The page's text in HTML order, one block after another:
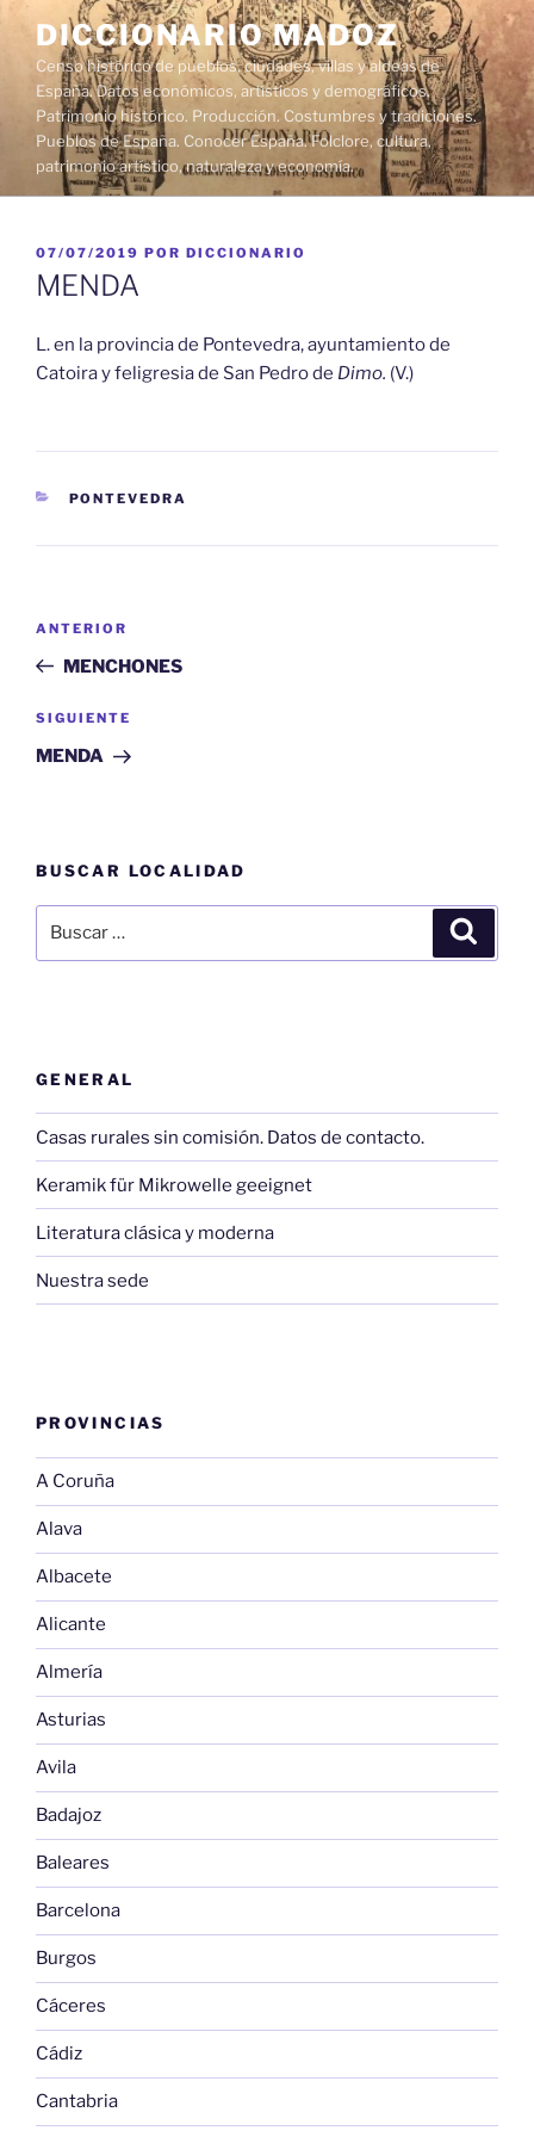
contenido
DICCIONARIO MADOZ
Censo histórico de pueblos, ciudades, villas y aldeas de
España. Datos económicos, artísticos y demográficos.
Patrimonio histórico. Producción. Costumbres y tradiciones.
Pueblos de España. Conocer España. Folclore, cultura,
patrimonio artístico, naturaleza y economía.
PUBLICADO
EL
07/07/2019 POR DICCIONARIO
MENDA
L. en la provincia de Pontevedra, ayuntamiento de
Catoira y feligresia de San Pedro de Dimo. (V.)
CATEGORÍAS
PONTEVEDRA
entradas
Entrada
anterior:
ANTERIOR
MENCHONES
Siguiente
entrada
SIGUIENTE
MENDA
BUSCAR LOCALIDAD
por:
GENERAL
Casas rurales sin comisión. Datos de contacto.
Keramik für Mikrowelle geeignet
Literatura clásica y moderna
Nuestra sede
PROVINCIAS
A Coruña
Alava
Albacete
Alicante
Almería
Asturias
Avila
Badajoz
Baleares
Barcelona
Burgos
Cáceres
Cádiz
Cantabria